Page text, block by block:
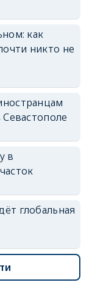
как
никто не
в
глобальная